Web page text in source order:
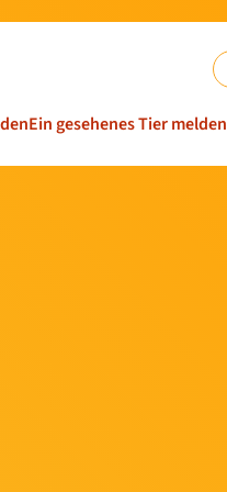
Ein gesehenes Tier melden